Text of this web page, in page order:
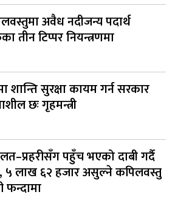
अवैध नदीजन्य पदार्थ
तीन टिप्पर नियन्त्रणमा
शान्ति सुरक्षा कायम गर्न सरकार
छः गृहमन्त्री
पहुँच भएको दाबी गर्दै
५ लाख ६२ हजार असुल्ने कपिलवस्तु
फन्दामा